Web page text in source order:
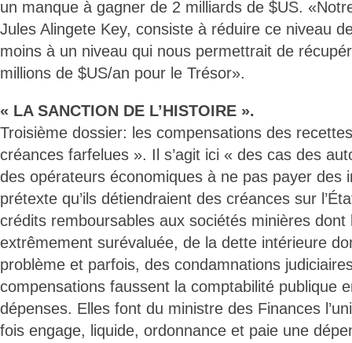
un manque à gagner de 2 milliards de $US.
Jules Alingete Key, consiste à réduire ce niveau
moins à un niveau qui nous permettrait de
millions de $US/an pour le Trésor».
« LA SANCTION DE L’HISTOIRE ».
Troisième dossier: les compensations des
créances farfelues ». Il s’agit ici « des cas des
des opérateurs économiques à ne pas payer des
prétexte qu’ils détiendraient des créances sur
crédits remboursables aux sociétés minières dont
extrêmement surévaluée, de la dette intérieure
problème et parfois, des condamnations
compensations faussent la comptabilité publique
dépenses. Elles font du ministre des Finances
fois engage, liquide, ordonnance et paie une